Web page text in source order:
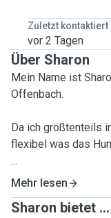
Zuletzt kontaktiert
vor 2 Tagen
Über Sharon
Mein Name ist
Offenbach.
Da ich größtenteils
flexibel was das
Ich habe bereits
ehrenamtlich im
vorhanden) 😃
Mehr lesen
Sharon bietet ...